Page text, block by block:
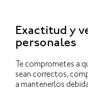
Exactitud y
personales
Te comprometes a
sean correctos,
a mantenerlos